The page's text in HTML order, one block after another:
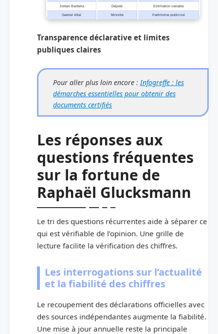
Jordan Bardella Député Estimation variable
Gabriel Attal Ministre Patrimoine publicisé
Transparence déclarative et limites
publiques claires
Pour aller plus loin encore : Infogreffe : les
démarches essentielles pour obtenir des
documents certifiés
Les réponses aux
questions fréquentes
sur la fortune de
Raphaël Glucksmann
Le tri des questions récurrentes aide à séparer ce
qui est vérifiable de l’opinion. Une grille de
lecture facilite la vérification des chiffres.
Les interrogations sur l’actualité
et la fiabilité des chiffres
Le recoupement des déclarations officielles avec
des sources indépendantes augmente la fiabilité.
Une mise à jour annuelle reste la principale